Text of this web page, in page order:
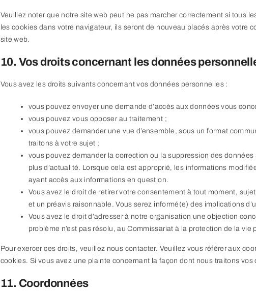
Veuillez noter que notre site web peut ne pas marcher correctement si tous
les cookies dans votre navigateur, ils seront de nouveau placés après votre
site web.
10. Vos droits concernant les données
Vous avez les droits suivants concernant vos données personnelles :
vous pouvez envoyer une demande d’accès aux données vous
vous pouvez vous opposer au traitement ;
vous pouvez demander une vue d’ensemble, sous un format
traitons à votre sujet ;
vous pouvez demander la correction ou la suppression des
plus d’actualité. Lorsque cela est approprié, les informations
ayant accès aux informations en question.
Vous avez le droit de retirer votre consentement à tout moment,
et un préavis raisonnable. Vous serez informé(e) des implications
Vous avez le droit d’adresser à notre organisation une objection
problème n’est pas résolu, au Commissariat à la protection de la vie
Pour exercer ces droits, veuillez nous contacter. Veuillez vous référer aux
cookies. Si vous avez une plainte concernant la façon dont nous traitons
11. Coordonnées